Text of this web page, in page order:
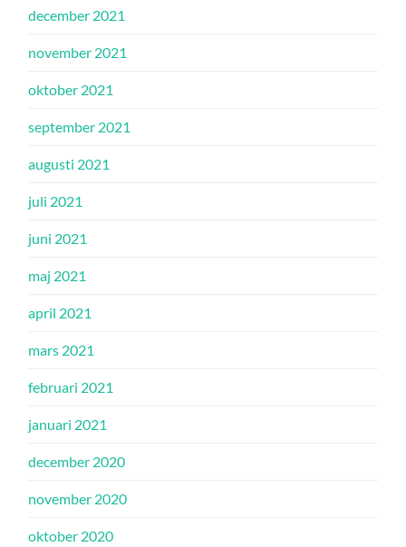
december 2021
november 2021
oktober 2021
september 2021
augusti 2021
juli 2021
juni 2021
maj 2021
april 2021
mars 2021
februari 2021
januari 2021
december 2020
november 2020
oktober 2020